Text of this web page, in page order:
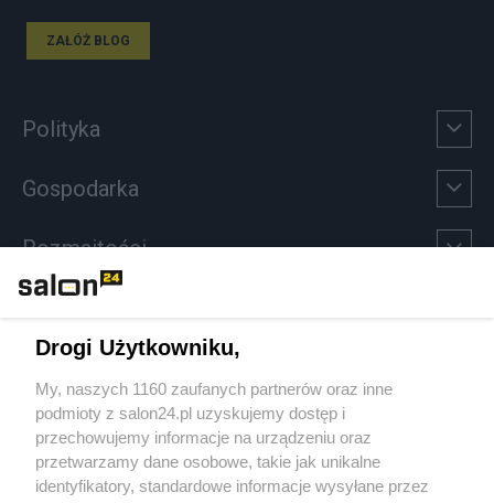
ZAŁÓŻ BLOG
Polityka
Gospodarka
Rozmaitości
Sport
Społeczeństwo
Kultura
Drogi Użytkowniku,
My, naszych 1160 zaufanych partnerów oraz inne
podmioty z salon24.pl uzyskujemy dostęp i
przechowujemy informacje na urządzeniu oraz
przetwarzamy dane osobowe, takie jak unikalne
identyfikatory, standardowe informacje wysyłane przez